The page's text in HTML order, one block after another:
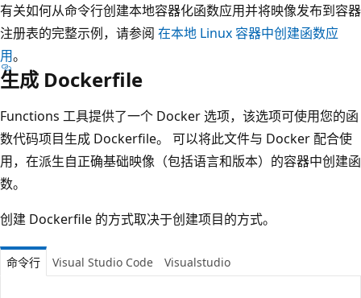
有关如何从命令行创建本地容器化函数应用并将映像发布到容器
注册表的完整示例，请参阅 在本地 Linux 容器中创建函数应
用。
生成 Dockerfile
Functions 工具提供了一个 Docker 选项，该选项可使用您的函
数代码项目生成 Dockerfile。 可以将此文件与 Docker 配合使
用，在派生自正确基础映像（包括语言和版本）的容器中创建函
数。
创建 Dockerfile 的方式取决于创建项目的方式。
命令行 Visual Studio Code Visualstudio